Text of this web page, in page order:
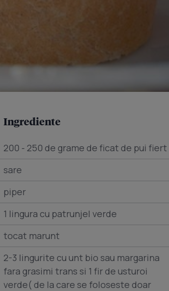
Ingrediente
200 - 250 de grame de ficat de pui fiert
sare
piper
1 lingura cu patrunjel verde
tocat marunt
2-3 lingurite cu unt bio sau margarina
fara grasimi trans si 1 fir de usturoi
verde( de la care se foloseste doar